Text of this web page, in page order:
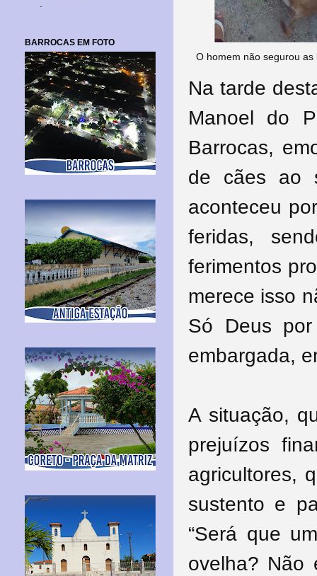
O homem não segurou
Na tarde
Manoel do
Barrocas,
de cães ao
aconteceu
feridas,
ferimentos
merece isso
Só Deus
embargada,
A situação,
prejuízos
agricultores,
sustento e
“Será que
ovelha? Não
-
BARROCAS EM FOTO